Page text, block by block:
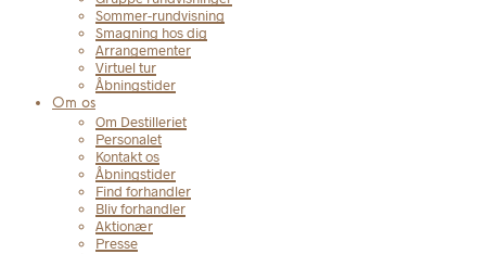
Sommer-rundvisning
Smagning hos dig
Arrangementer
Virtuel tur
Åbningstider
Om os
Om Destilleriet
Personalet
Kontakt os
Åbningstider
Find forhandler
Bliv forhandler
Aktionær
Presse